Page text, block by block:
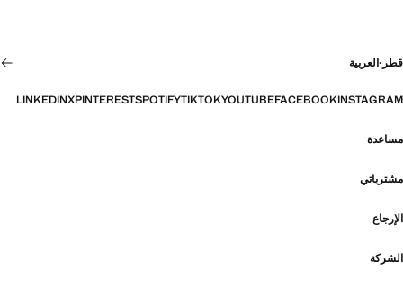
قطر ·العربية
INSTAGRAM
FACEBOOK
YOUTUBE
TIKTOK
SPOTIFY
PINTEREST
X
LINKEDIN
مساعدة
مشترياتي
الإرجاع
الشركة